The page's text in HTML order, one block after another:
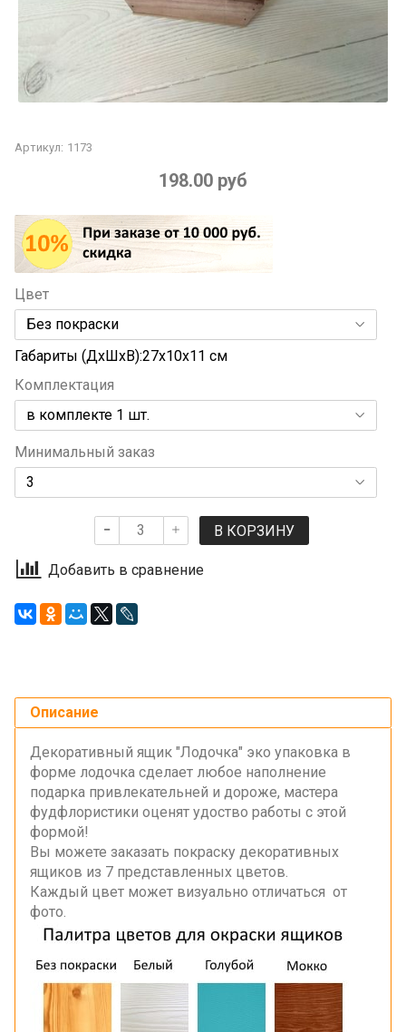
Артикул: 1173
198.00 руб
Цвет
Габариты (ДхШхВ):27x10x11 см
Комплектация
Минимальный заказ
В КОРЗИНУ
Добавить в сравнение
Описание
Декоративный ящик "Лодочка" эко упаковка в
форме лодочка сделает любое наполнение
подарка привлекательней и дороже, мастера
фудфлористики оценят удоство работы с этой
формой!
Вы можете заказать покраску декоративных
ящиков из 7 представленных цветов.
Каждый цвет может визуально отличаться от
фото.